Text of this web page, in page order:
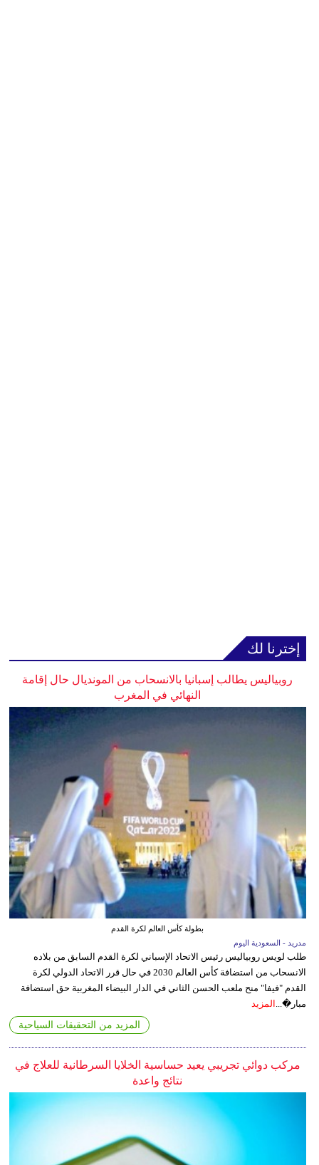
إخترنا لك
روبياليس يطالب إسبانيا بالانسحاب من المونديال حال إقامة
النهائي في المغرب
بطولة كأس العالم لكرة القدم
مدريد - السعودية اليوم
طلب لويس روبياليس رئيس الاتحاد الإسباني لكرة القدم السابق من بلاده
الانسحاب من استضافة كأس العالم 2030 في حال قرر الاتحاد الدولي لكرة
القدم "فيفا" منح ملعب الحسن الثاني في الدار البيضاء المغربية حق استضافة
مبار�... المزيد
المزيد من التحقيقات السياحية
مركب دوائي تجريبي يعيد حساسية الخلايا السرطانية للعلاج في
نتائج واعدة